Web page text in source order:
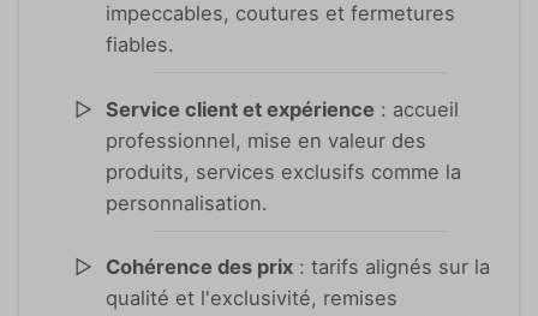
impeccables, coutures et fermetures
fiables.
Service client et expérience : accueil
professionnel, mise en valeur des
produits, services exclusifs comme la
personnalisation.
Cohérence des prix : tarifs alignés sur la
qualité et l'exclusivité, remises